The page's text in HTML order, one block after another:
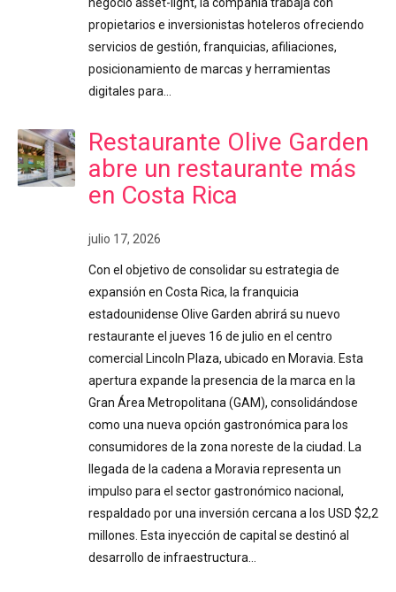
negocio asset-light, la compañía trabaja con
propietarios e inversionistas hoteleros ofreciendo
servicios de gestión, franquicias, afiliaciones,
posicionamiento de marcas y herramientas
digitales para…
Restaurante Olive Garden
abre un restaurante más
en Costa Rica
julio 17, 2026
Con el objetivo de consolidar su estrategia de
expansión en Costa Rica, la franquicia
estadounidense Olive Garden abrirá su nuevo
restaurante el jueves 16 de julio en el centro
comercial Lincoln Plaza, ubicado en Moravia. Esta
apertura expande la presencia de la marca en la
Gran Área Metropolitana (GAM), consolidándose
como una nueva opción gastronómica para los
consumidores de la zona noreste de la ciudad. La
llegada de la cadena a Moravia representa un
impulso para el sector gastronómico nacional,
respaldado por una inversión cercana a los USD $2,2
millones. Esta inyección de capital se destinó al
desarrollo de infraestructura…